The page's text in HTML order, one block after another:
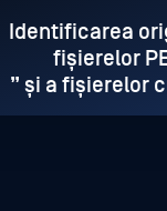
Identificarea
fișierelor
” și a fișierelor